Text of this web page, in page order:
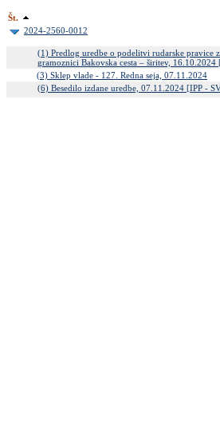
Št.
2024-2560-0012
(1) Predlog uredbe o podelitvi rudarske pravice
gramoznici Bakovska cesta – širitev, 16.10.2024
(3) Sklep vlade - 127. Redna seja, 07.11.2024
(6) Besedilo izdane uredbe, 07.11.2024 [IPP -